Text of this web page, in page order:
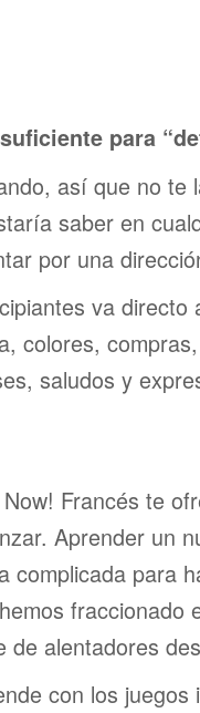
para
así que no te
saber en
por una
va directo
colores,
saludos y
Now! Francés te
Aprender un
complicada para
fraccionado
de alentadores
con los juegos